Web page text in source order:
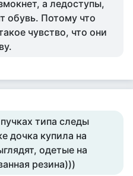
а ледоступы,
обувь. Потому что
чувство, что они
типа следы
дочка купила на
одетые на
резина)))